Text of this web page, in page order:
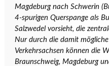
Magdeburg nach Schwerin
4-spurigen Querspange als
Salzwedel vorsieht, die
Nur durch die damit
Verkehrsachsen können die
Braunschweig, Magdeburg